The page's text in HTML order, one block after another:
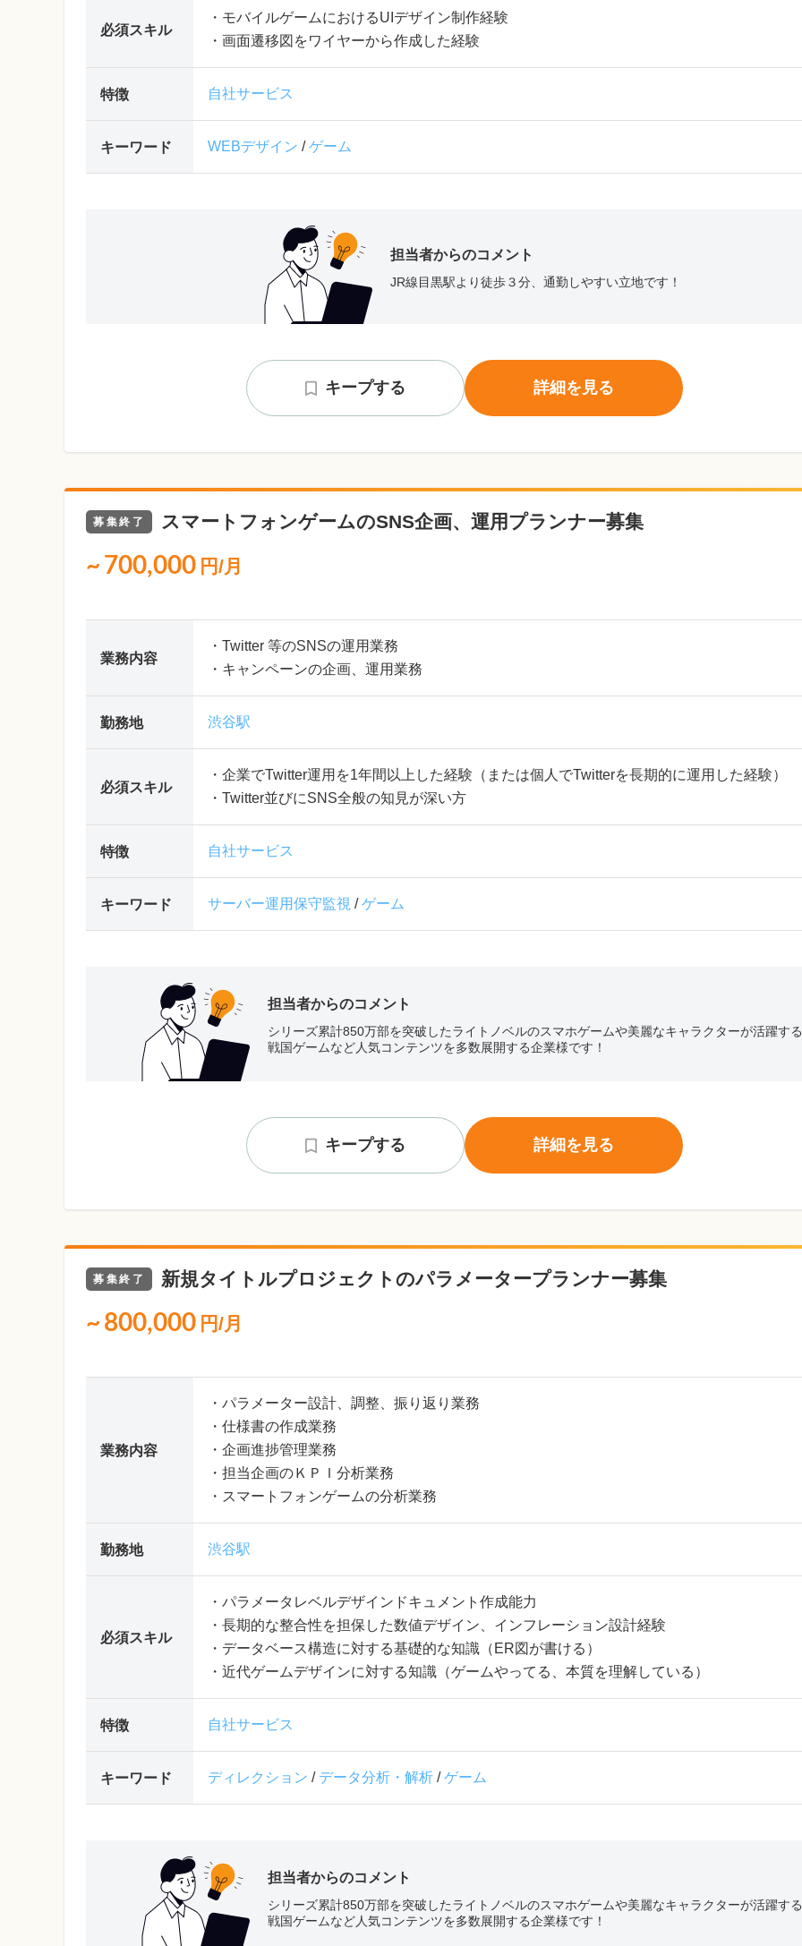
必須スキル
・モバイルゲームにおけるUIデザイン制作経験
・画面遷移図をワイヤーから作成した経験
特徴 自社サービス
キーワード WEBデザイン /ゲーム
担当者からのコメント
JR線目黒駅より徒歩３分、通勤しやすい立地です！
キープする 詳細を見る
募集終了 スマートフォンゲームのSNS企画、運用プランナー募集
~ 700,000 円/月
業務内容
・Twitter 等のSNSの運用業務
・キャンペーンの企画、運用業務
勤務地 渋谷駅
必須スキル
・企業でTwitter運用を1年間以上した経験（または個人でTwitterを長期的に運用した経験）
・Twitter並びにSNS全般の知見が深い方
特徴 自社サービス
キーワード サーバー運用保守監視 /ゲーム
担当者からのコメント
シリーズ累計850万部を突破したライトノベルのスマホゲームや美麗なキャラクターが活躍する
戦国ゲームなど人気コンテンツを多数展開する企業様です！
キープする 詳細を見る
募集終了 新規タイトルプロジェクトのパラメータープランナー募集
~ 800,000 円/月
業務内容
・パラメーター設計、調整、振り返り業務
・仕様書の作成業務
・企画進捗管理業務
・担当企画のＫＰＩ分析業務
・スマートフォンゲームの分析業務
勤務地 渋谷駅
必須スキル
・パラメータレベルデザインドキュメント作成能力
・長期的な整合性を担保した数値デザイン、インフレーション設計経験
・データベース構造に対する基礎的な知識（ER図が書ける）
・近代ゲームデザインに対する知識（ゲームやってる、本質を理解している）
特徴 自社サービス
キーワード ディレクション / データ分析・解析 /ゲーム
担当者からのコメント
シリーズ累計850万部を突破したライトノベルのスマホゲームや美麗なキャラクターが活躍する
戦国ゲームなど人気コンテンツを多数展開する企業様です！